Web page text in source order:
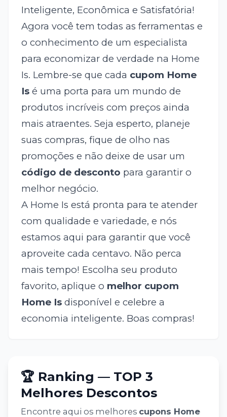
Inteligente, Econômica e Satisfatória!
Agora você tem todas as ferramentas e
o conhecimento de um especialista
para economizar de verdade na Home
Is. Lembre-se que cada cupom Home
Isé uma porta para um mundo de
produtos incríveis com preços ainda
mais atraentes. Seja esperto, planeje
suas compras, fique de olho nas
promoções e não deixe de usar um
código de desconto para garantir o
melhor negócio.
A Home Is está pronta para te atender
com qualidade e variedade, e nós
estamos aqui para garantir que você
aproveite cada centavo. Não perca
mais tempo! Escolha seu produto
favorito, aplique o melhor cupom
Home Isdisponível e celebre a
economia inteligente. Boas compras!
🏆 Ranking — TOP 3
Melhores Descontos
Encontre aqui os melhores cupons Home